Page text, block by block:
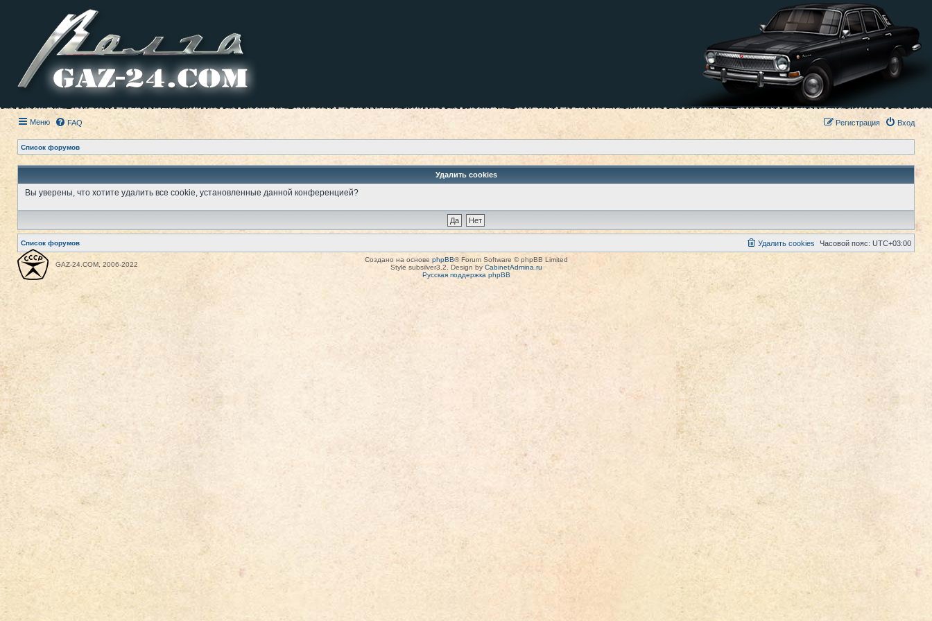
Меню FAQ Вход
Регистрация
Список форумов
Удалить cookies
Вы уверены, что хотите удалить все cookie, установленные данной конференцией?
Список форумов Часовой пояс: UTC+03:00
Удалить cookies
GAZ-24.COM, 2006-2022
Создано на основе phpBB® Forum Software © phpBB Limited
Style subsilver3.2. Design by CabinetAdmina.ru
Русская поддержка phpBB